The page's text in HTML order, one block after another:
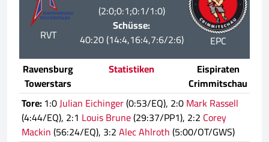
RVT
(2:0;0:1;0:1/1:0)
Schüsse:
40:20 (14:4,16:4,7:6/2:6)
EPC
Ravensburg
Towerstars
Statistiken
Eispiraten
Crimmitschau
Tore:1:0Julian Eichinger(0:53/EQ), 2:0Mark Rassell
(4:44/EQ), 2:1 Louis Brune(29:37/PP1), 2:2 Corey
Mackin(56:24/EQ), 3:2Alec Ahlroth(5:00/OT/GWS)